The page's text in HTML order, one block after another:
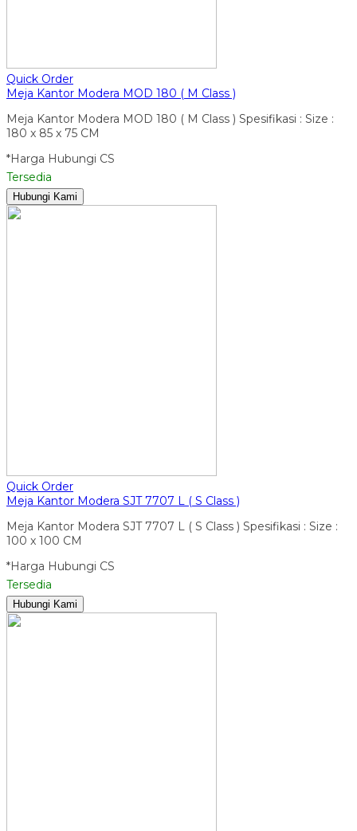
Quick Order
Meja Kantor Modera MOD 180 ( M Class )
Meja Kantor Modera MOD 180 ( M Class ) Spesifikasi : Size :
180 x 85 x 75 CM
*Harga Hubungi CS
Tersedia
Hubungi Kami
Quick Order
Meja Kantor Modera SJT 7707 L ( S Class )
Meja Kantor Modera SJT 7707 L ( S Class ) Spesifikasi : Size :
100 x 100 CM
*Harga Hubungi CS
Tersedia
Hubungi Kami